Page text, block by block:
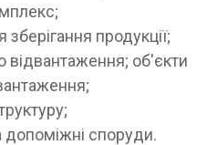
продукції;
відвантаження; об'єкти
допоміжні споруди.